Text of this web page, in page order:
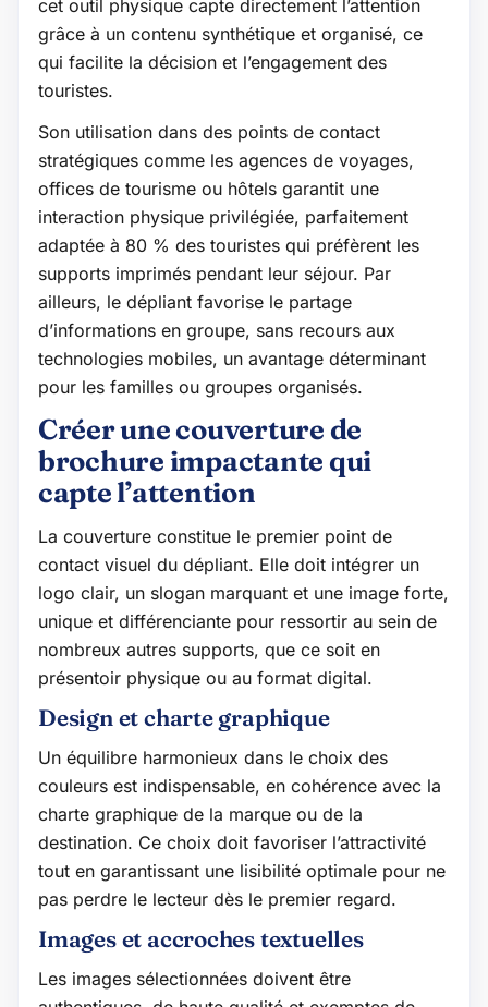
cet outil physique capte directement l’attention
grâce à un contenu synthétique et organisé, ce
qui facilite la décision et l’engagement des
touristes.
Son utilisation dans des points de contact
stratégiques comme les agences de voyages,
offices de tourisme ou hôtels garantit une
interaction physique privilégiée, parfaitement
adaptée à 80 % des touristes qui préfèrent les
supports imprimés pendant leur séjour. Par
ailleurs, le dépliant favorise le partage
d’informations en groupe, sans recours aux
technologies mobiles, un avantage déterminant
pour les familles ou groupes organisés.
Créer une couverture de
brochure impactante qui
capte l’attention
La couverture constitue le premier point de
contact visuel du dépliant. Elle doit intégrer un
logo clair, un slogan marquant et une image forte,
unique et différenciante pour ressortir au sein de
nombreux autres supports, que ce soit en
présentoir physique ou au format digital.
Design et charte graphique
Un équilibre harmonieux dans le choix des
couleurs est indispensable, en cohérence avec la
charte graphique de la marque ou de la
destination. Ce choix doit favoriser l’attractivité
tout en garantissant une lisibilité optimale pour ne
pas perdre le lecteur dès le premier regard.
Images et accroches textuelles
Les images sélectionnées doivent être